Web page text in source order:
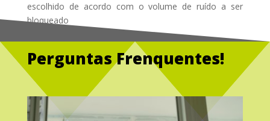
escolhido de acordo com o volume de ruído a ser
bloqueado
Perguntas Frenquentes!